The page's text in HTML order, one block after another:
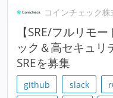
コインチェック株
【SRE/フルリモ
ック＆高セキュリ
SREを募集
github slack